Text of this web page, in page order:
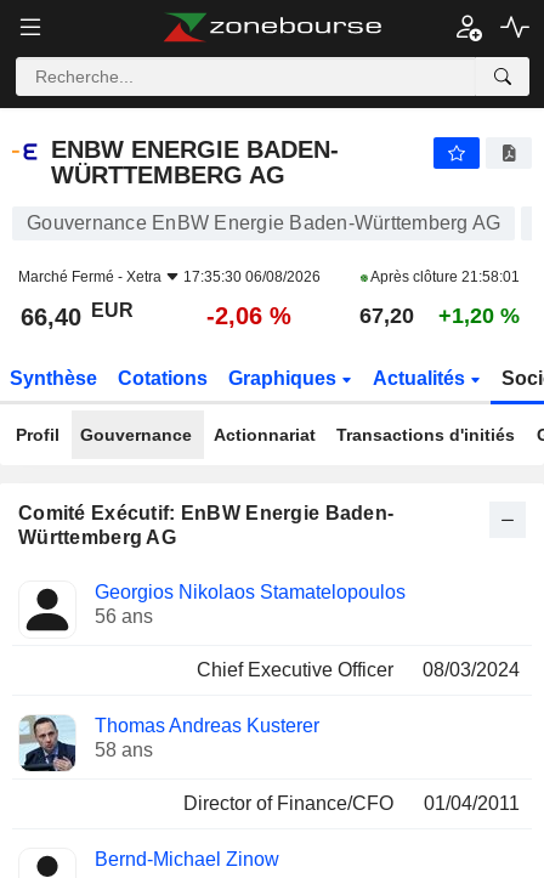
ENBW ENERGIE BADEN-
WÜRTTEMBERG AG
Gouvernance EnBW Energie Baden-Württemberg AG
Marché Fermé - Xetra 17:35:30 06/08/2026 Après clôture 21:58:01
66,40 EUR -2,06 % 67,20 +1,20 %
Synthèse Cotations Graphiques Actualités
Profil Gouvernance Actionnariat Transactions d'initiés
Comité Exécutif: EnBW Energie Baden-
Württemberg AG
Dirigeant
Fonctions
occupées
Georgios Nikolaos Stamatelopoulos
56 ans
Chief Executive Officer 08/03/2024
Thomas Andreas Kusterer
58 ans
Director of Finance/CFO 01/04/2011
Bernd-Michael Zinow